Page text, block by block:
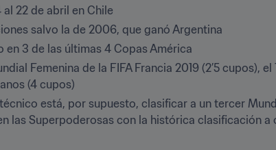
22 de abril en Chile
salvo la de 2006, que ganó Argentina
3 de las últimas 4 Copas América
Femenina de la FIFA Francia 2019 (2’5 cupos),
(4 cupos)
está, por supuesto, clasificar a un tercer
las Superpoderosas con la histórica clasificación